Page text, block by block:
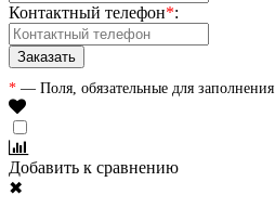
Контактный телефон*:
* — Поля, обязательные для заполнения
Добавить к сравнению
✖